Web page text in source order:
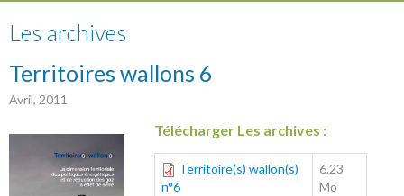
Les archives
Territoires wallons 6
Avril, 2011
Télécharger Les archives :
Territoire(s) wallon(s)
n°6
6.23
Mo